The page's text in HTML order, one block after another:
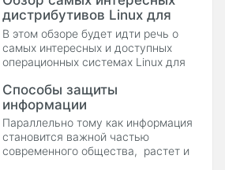
сочетанием мобильности аппарата
и невероятным количеством
функций. Управление и набор текста
происходит без использования
клавиатуры. Вы можете
дистрибутивов Linux для
нетбуков
В этом обзоре будет идти речь о
самых интересных и доступных
операционных системах Linux для
на нетбуках хорошо себя будет
чувствовать и система от Microsoft
Windows 7. Но нас, в первую
очередь, интересует бесплатность
системы, хорошая
функциональность и заточеност
Способы защиты
информации
Параллельно тому как информация
становится важной частью
современного общества, растет и